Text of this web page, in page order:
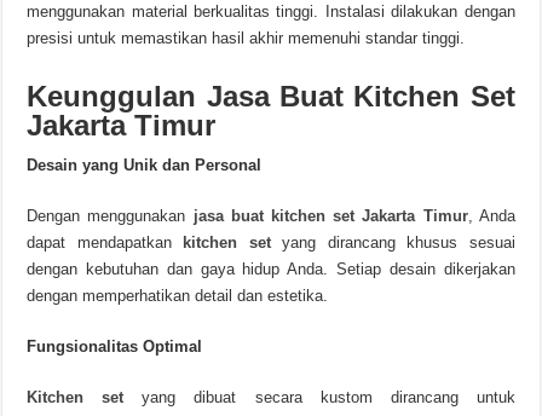
menggunakan material berkualitas tinggi. Instalasi dilakukan dengan
presisi untuk memastikan hasil akhir memenuhi standar tinggi.
Keunggulan Jasa Buat Kitchen Set
Jakarta Timur
Desain yang Unik dan Personal
Dengan menggunakan jasa buat kitchen set Jakarta Timur, Anda
dapat mendapatkan
kitchen setyang dirancang khusus sesuai
dengan kebutuhan dan gaya hidup Anda. Setiap desain dikerjakan
dengan memperhatikan detail dan estetika.
Fungsionalitas Optimal
Kitchen setyang dibuat secara kustom dirancang untuk